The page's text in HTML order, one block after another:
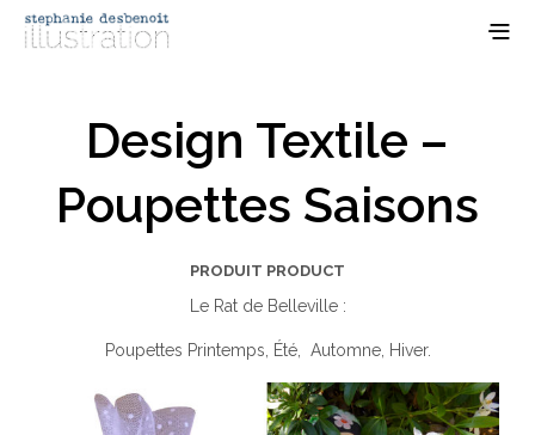
Design Textile –
Poupettes Saisons
PRODUIT PRODUCT
Le Rat de Belleville :
Poupettes Printemps, Été, Automne, Hiver.